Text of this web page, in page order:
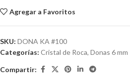
Agregar a Favoritos
SKU: DONA KA #100
Categorías: Cristal de Roca, Donas 6 mm
Compartir: